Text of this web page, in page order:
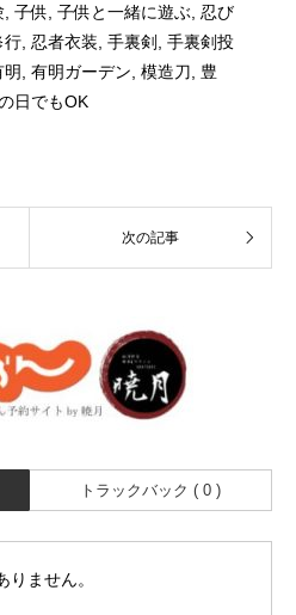
子供 子供と一緒に遊ぶ
忍び
行 忍者衣装 手裏剣
手裏剣投
明 有明ガーデン 模造刀
豊
日でもOK
トラックバック ( 0 )
りません。